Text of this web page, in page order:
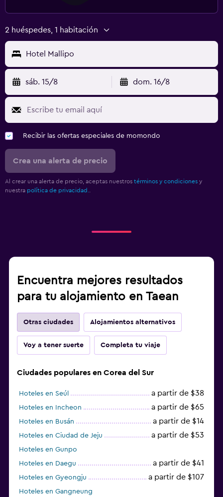
2 huéspedes, 1 habitación
Hotel Mallipo
sáb. 15/8 dom. 16/8
Recibir las ofertas especiales de momondo
Crea una alerta de precio
Al crear una alerta de precio, aceptas nuestros términos y condiciones y
nuestra política de privacidad.
Encuentra mejores resultados
para tu alojamiento en Taean
Otras ciudades Alojamientos alternativos
Voy a tener suerte Completa tu viaje
Ciudades populares en Corea del Sur
Hoteles en Seúl a partir de $38
Hoteles en Incheon a partir de $65
Hoteles en Busán a partir de $14
Hoteles en Ciudad de Jeju a partir de $53
Hoteles en Gunpo
Hoteles en Daegu
a partir de $41
Hoteles en Gyeongju a partir de $107
Hoteles en Gangneung